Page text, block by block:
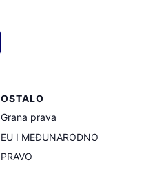
OSTALO
Grana prava
EU I MEĐUNARODNO
PRAVO